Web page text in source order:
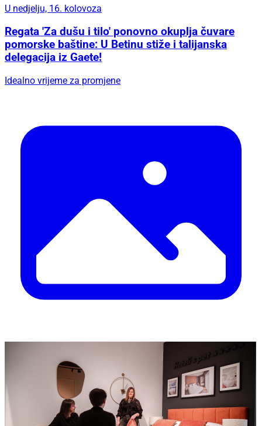
U nedjelju, 16. kolovoza
Regata 'Za dušu i tilo' ponovno okuplja čuvare
pomorske baštine: U Betinu stiže i talijanska
delegacija iz Gaete!
Idealno vrijeme za promjene